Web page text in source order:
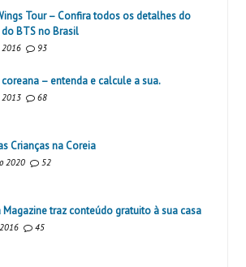
Tour – Confira todos os detalhes do
BTS no Brasil
2016 93
coreana – entenda e calcule a sua.
2013 68
Crianças na Coreia
2020 52
Magazine traz conteúdo gratuito à sua casa
45